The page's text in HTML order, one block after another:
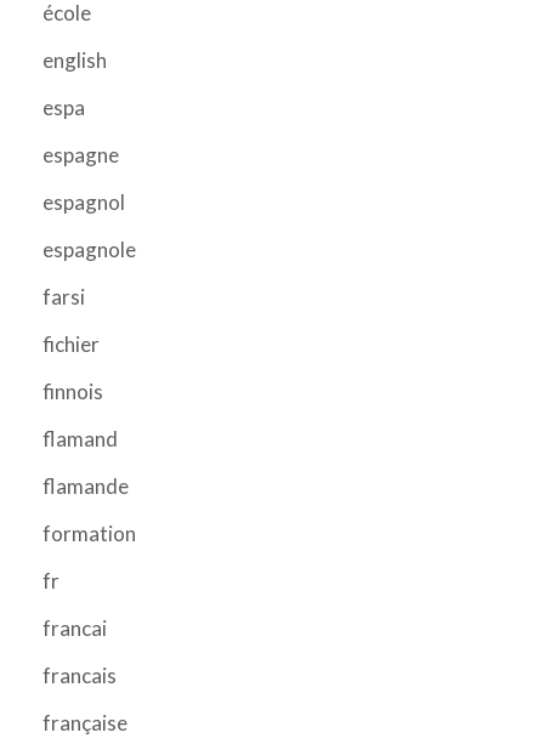
école
english
espa
espagne
espagnol
espagnole
farsi
fichier
finnois
flamand
flamande
formation
fr
francai
francais
française